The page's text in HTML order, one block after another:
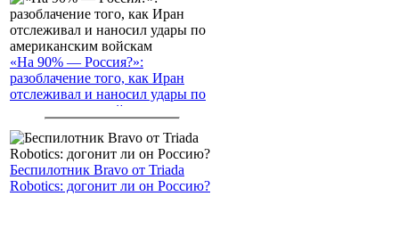
«На 90% — Россия?»:
разоблачение того, как Иран
отслеживал и наносил удары по
американским войскам
Беспилотник Bravo от Triada
Robotics: догонит ли он Россию?